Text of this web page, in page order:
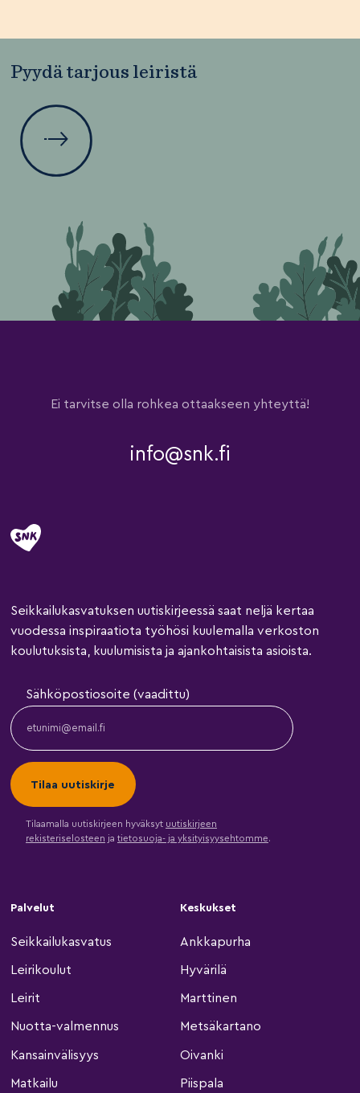
Pyydä tarjous leiristä
Ei tarvitse olla rohkea ottaakseen yhteyttä!
info@snk.fi
Seikkailukasvatuksen uutiskirjeessä saat neljä kertaa
vuodessa inspiraatiota työhösi kuulemalla verkoston
koulutuksista, kuulumisista ja ajankohtaisista asioista.
Sähköpostiosoite (vaadittu)
Tilaamalla uutiskirjeen hyväksyt uutiskirjeen
rekisteriselosteen ja tietosuoja- ja yksityisyysehtomme.
Palvelut
Seikkailukasvatus
Leirikoulut
Leirit
Nuotta-valmennus
Kansainvälisyys
Matkailu
Keskukset
Ankkapurha
Hyvärilä
Marttinen
Metsäkartano
Oivanki
Piispala